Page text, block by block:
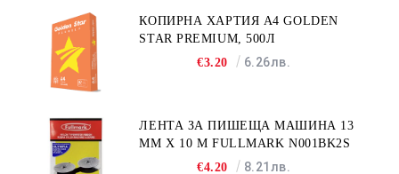
КОПИРНА ХАРТИЯ A4 GOLDEN
STAR PREMIUM, 500Л
€3.20
6.26лв.
ЛЕНТА ЗА ПИШЕЩА МАШИНА 13
MM X 10 M FULLMARK N001BK2S
€4.20
8.21лв.